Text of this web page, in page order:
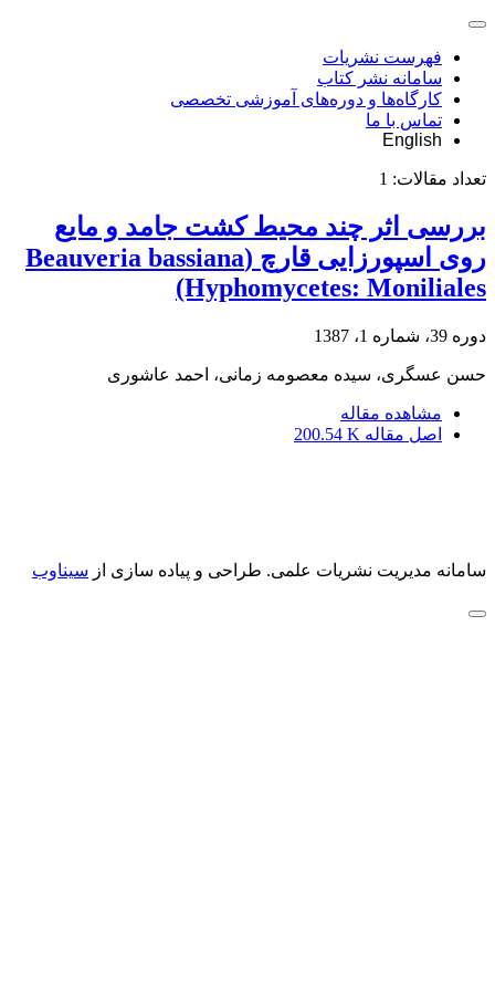
فهرست نشریات
سامانه نشر کتاب
کارگاه‌ها و دوره‌های آموزشی تخصصی
تماس با ما
English
تعداد مقالات: 1
بررسی اثر چند محیط کشت جامد و مایع
روی اسپورزایی قارچ (Beauveria bassiana
(Hyphomycetes: Moniliales
دوره 39، شماره 1، 1387
حسن عسگری، سیده معصومه زمانی، احمد عاشوری
مشاهده مقاله
اصل مقاله 200.54 K
سامانه مدیریت نشریات علمی. طراحی و پیاده سازی از سیناوب